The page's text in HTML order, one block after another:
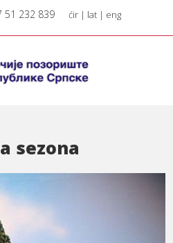
51 232 839 ćir| lat| eng
sezona